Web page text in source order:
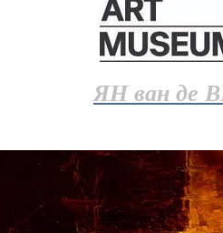
ЯН ван де